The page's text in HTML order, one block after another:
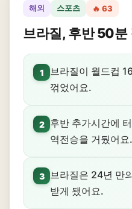
해외 스포츠 🔥 63
브라질, 후반 50분
1
브라질이 월드컵
꺾었어요.
2
후반 추가시간에
역전승을 거뒀어요.
3
브라질은 24년 만
받게 됐어요.